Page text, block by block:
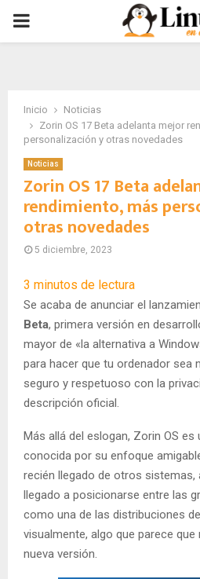
PRIMARY
Inicio
Noticias
Zorin OS 17 Beta adelanta mejor
personalización y otras novedades
Noticias
Zorin OS 17 Beta
rendimiento, más
otras novedades
5 diciembre, 2023
3 minutos de lectura
Se acaba de anunciar el
Beta, primera versión en
mayor de «la alternativa a
para hacer que tu ordenador sea
seguro y respetuoso con la
descripción oficial.
Más allá del eslogan, Zorin OS es
conocida por su enfoque
recién llegado de otros sistemas,
llegado a posicionarse entre las
como una de las distribuciones
visualmente, algo que parece
nueva versión.